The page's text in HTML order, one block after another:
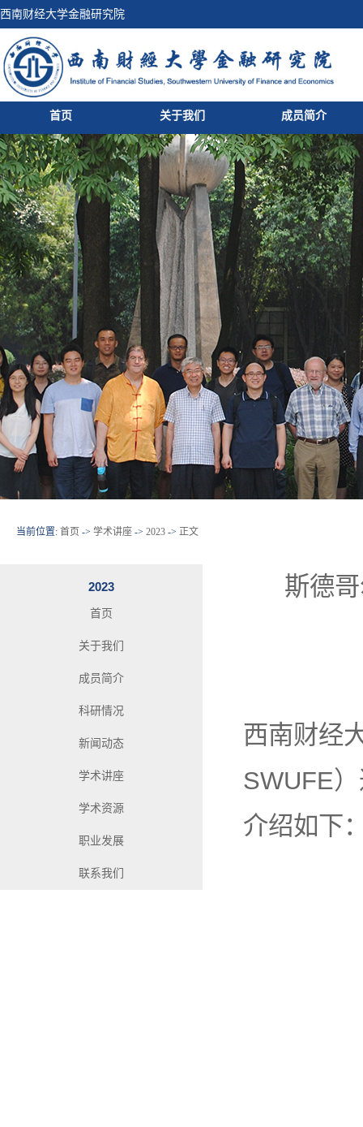
西南财经大学金融研究院
首页 关于我们 成员简介
当前位置: 首页 -> 学术讲座 -> 2023 -> 正文
2023
首页
关于我们
成员简介
科研情况
新闻动态
学术讲座
学术资源
职业发展
联系我们
斯德
西南财经
SWUFE
介绍如下